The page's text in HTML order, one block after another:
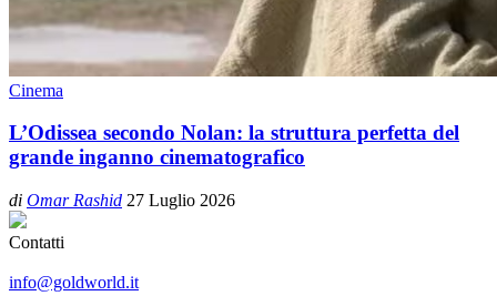
Cinema
L’Odissea secondo Nolan: la struttura perfetta del
grande inganno cinematografico
di Omar Rashid 27 Luglio 2026
Contatti
info@goldworld.it